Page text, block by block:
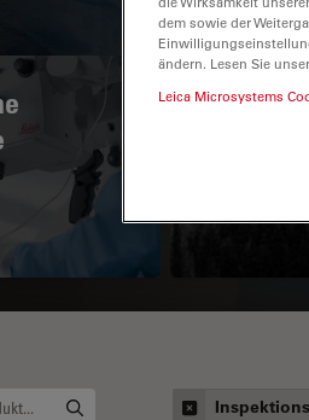
A Guide
dem sowie der
ändern. Lesen Sie
Leica Microsystems